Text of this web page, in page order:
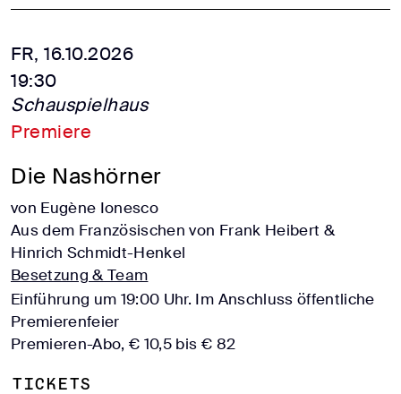
FR, 16.10.2026
19:30
Schauspielhaus
Premiere
Die Nashörner
von Eugène Ionesco
Aus dem Französischen von Frank Heibert &
Hinrich Schmidt-Henkel
Besetzung & Team
Einführung um 19:00 Uhr. Im Anschluss öffentliche
Premierenfeier
Premieren-Abo, € 10,5 bis € 82
Tickets